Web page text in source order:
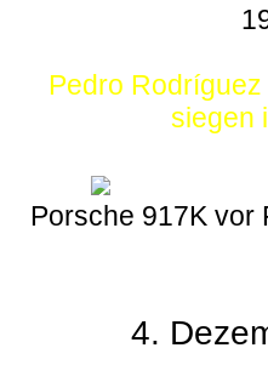
Pedro
siegen
Porsche 917K vor
4.